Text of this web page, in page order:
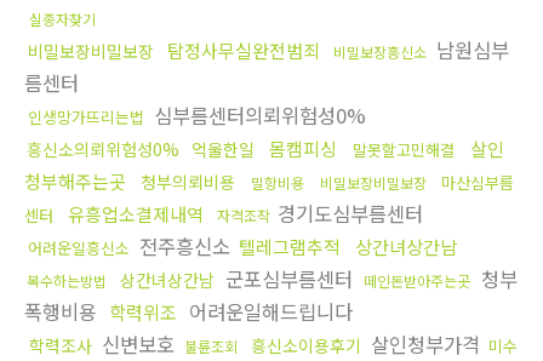
실종자찾기
비밀보장비밀보장 탐정사무실완전범죄 비밀보장흥신소 남원심부
름센터
인생망가뜨리는법 심부름센터의뢰위험성0%
흥신소의뢰위험성0% 억울한일 몸캠피싱 말못할고민해결
살인
청부해주는곳
청부의뢰비용 밀항비용 비밀보장비밀보장
마산심부름
센터
유흥업소결제내역 자격조작 경기도심부름센터
어려운일흥신소 전주흥신소 텔레그램추적 상간녀상간남
복수하는방법 상간녀상간남 군포심부름센터 떼인돈받아주는곳 청부
폭행비용 학력위조 어려운일해드립니다
학력조사 신변보호 불륜조회 흥신소이용후기 살인청부가격 미수